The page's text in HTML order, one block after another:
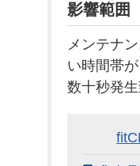
影響範囲
メンテナ
い時間帯が
数十秒発生